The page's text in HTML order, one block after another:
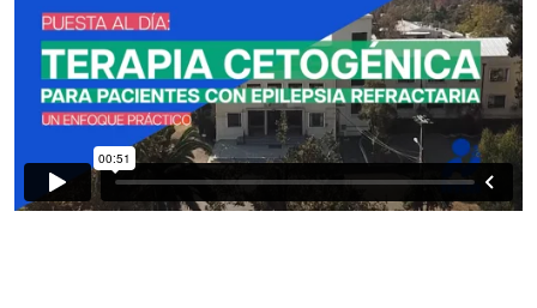
Acuicultura
Doctorado en
Ciencias
Silvoagropecuarias
y Veterinarias
Doctorado en